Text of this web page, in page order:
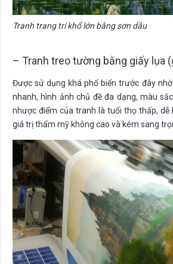
Tranh trang trí khổ lớn bằng sơn dầu
– Tranh treo tường bằng giấy lụa
Được sử dụng khá phổ biến trước đây
nhanh, hình ảnh chủ đề đa dạng, màu
nhược điểm của tranh là tuổi thọ thấp, dễ
giá trị thẩm mỹ không cao và kém sang